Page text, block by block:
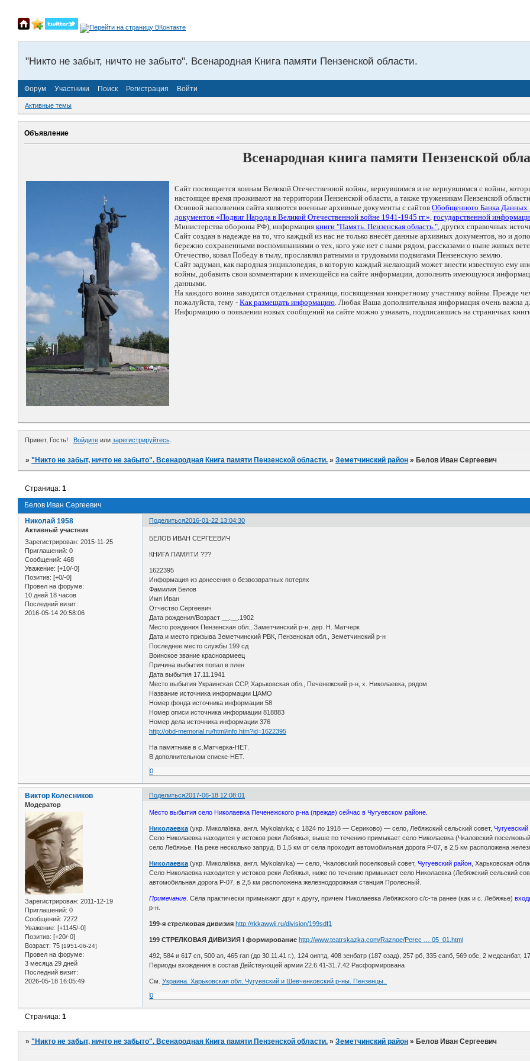
"Никто не забыт, ничто не забыто". Всенародная Книга памяти Пензенской области.
Форум Участники Поиск Регистрация Войти
Активные темы
Объявление
Всенародная книга памяти Пензенской
Сайт посвящается воинам Великой Отечественной войны, вернувшимся и не вернувшимся с войны,
настоящее время проживают на территории Пензенской области, а также труженикам Пензенской
Основой наполнения сайта являются военные архивные документы с сайтов Обобщенного Банка
документов «Подвиг Народа в Великой Отечественной войне 1941-1945 гг.», государственной
Министерства обороны РФ), информация книги "Память. Пензенская область.", других справочных
Сайт создан в надежде на то, что каждый из нас не только внесёт данные архивных документов, но и
бережно сохраненными воспоминаниями о тех, кого уже нет с нами рядом, рассказами о ныне живых
Отечество, ковал Победу в тылу, прославлял ратными и трудовыми подвигами Пензенскую землю.
Сайт задуман, как народная энциклопедия, в которую каждый желающий может внести известную ему
войны, добавить свои комментарии к имеющейся на сайте информации, дополнить имеющуюся
данными.
На каждого воина заводится отдельная страница, посвященная конкретному участнику войны. Прежде
пожалуйста, тему - Как размещать информацию. Любая Ваша дополнительная информация очень важна
Информацию о появлении новых сообщений на сайте можно узнавать, подписавшись на страничках
Привет, Гость! Войдитеили зарегистрируйтесь.
»"Никто не забыт, ничто не забыто". Всенародная Книга памяти Пензенской области. »Земетчинский район » Белов Иван Сергеевич
Белов Иван Сергеевич
Страница:1
Поделиться2016-01-22 13:04:30
Николай 1958
Активный участник
Зарегистрирован: 2015-11-25
Приглашений: 0
Сообщений: 468
Уважение: [+10/-0]
Позитив: [+0/-0]
Провел на форуме:
10 дней 18 часов
Последний визит:
2016-05-14 20:58:06
БЕЛОВ ИВАН СЕРГЕЕВИЧ
КНИГА ПАМЯТИ ???
1622395
Информация из донесения о безвозвратных потерях
Фамилия Белов
Имя Иван
Отчество Сергеевич
Дата рождения/Возраст __.__.1902
Место рождения Пензенская обл., Заметчинский р-н, дер. Н. Матчерк
Дата и место призыва Земетчинский РВК, Пензенская обл., Земетчинский р-н
Последнее место службы 199 сд
Воинское звание красноармеец
Причина выбытия попал в плен
Дата выбытия 17.11.1941
Место выбытия Украинская ССР, Харьковская обл., Печенежский р-н, х. Николаевка, рядом
Название источника информации ЦАМО
Номер фонда источника информации 58
Номер описи источника информации 818883
Номер дела источника информации 376
http://obd-memorial.ru/html/info.htm?id=1622395
На памятнике в с.Матчерка-НЕТ.
В дополнительном списке-НЕТ.
0
Поделиться2017-06-18 12:08:01
Виктор Колесников
Модератор
Зарегистрирован: 2011-12-19
Приглашений: 0
Сообщений: 7272
Уважение: [+1145/-0]
Позитив: [+20/-0]
Возраст: 75 [1951-06-24]
Провел на форуме:
3 месяца 29 дней
Последний визит:
2026-05-18 16:05:49
Место выбытия село Николаевка Печенежского р-на (прежде) сейчас в Чугуевском районе.
Николаевка (укр. Миколаївка, англ. Mykolaivka; с 1824 по 1918 — Сериково) — село, Лебяжский сельский совет,Чугуевский
Село Николаевка находится у истоков реки Лебяжья, выше по течению примыкает село Николаевка (Чкаловский
село Лебяжье. На реке несколько запруд. В 1,5 км от села проходит автомобильная дорога Р-07, в 2,5 км расположена
Николаевка (укр. Миколаївка, англ. Mykolaivka) — село, Чкаловский поселковый совет,Чугуевский район , Харьковская
Село Николаевка находится у истоков реки Лебяжья, ниже по течению примыкает село Николаевка (Лебяжский сельский
автомобильная дорога Р-07, в 2,5 км расположена железнодорожная станция Пролесный.
Примечание . Сёла практически примыкают друг к другу, причем Николаевка Лебяжского с/с-та ранее (как и с. Лебяжье)
р-н.
199-я стрелковая дивизия http://rkkawwii.ru/division/199sdf1
199 СТРЕЛКОВАЯ ДИВИЗИЯ I формирование http://www.teatrskazka.com/Raznoe/Perec … 05_01.html
492, 584 и 617 сп, 500 ап, 465 гап (до 30.11.41 г.), 124 оиптд, 408 зенбатр (187 озад), 257 рб, 335 сапб, 569 обс, 2 медсанбат,
Периоды вхождения в состав Действующей армии 22.6.41-31.7.42 Расформирована
См.Украина. Харьковская обл. Чугуевский и Шевченковский р-ны. Пензенцы..
0
Страница:1
»"Никто не забыт, ничто не забыто". Всенародная Книга памяти Пензенской области. »Земетчинский район »Белов Иван Сергеевич